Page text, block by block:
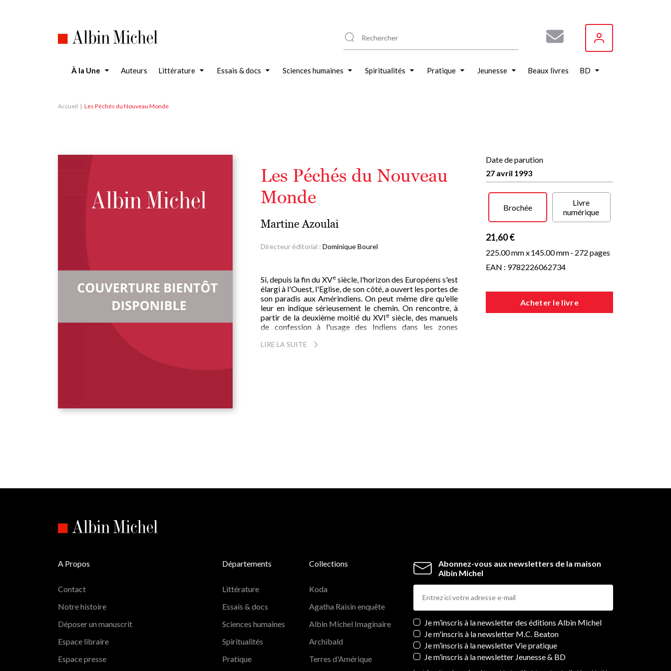
À la Une Auteurs Littérature Essais & docs Sciences humaines Spiritualités Pratique Jeunesse Beaux livres BD
Accueil Les Péchés du Nouveau Monde
Les Péchés du Nouveau
Monde
Martine Azoulai
Directeur éditorial : Dominique Bourel
Si, depuis la fin du XVesiècle, l'horizon des Européens s'est
élargi à l'Ouest, l'Eglise, de son côté, a ouvert les portes de
son paradis aux Amérindiens. On peut même dire qu'elle
leur en indique sérieusement le chemin. On rencontre, à
partir de la deuxième moitié du XVIe siècle, des manuels
de confession à l'usage des Indiens dans les zones
où s'organise la conquête spirituelle du Nouveau Monde,
temps entre ses recherches et ses collaborations à divers
LIRE LA SUITE
Date de parution
27 avril 1993
Brochée
Livre
numérique
21,60 €
225.00 mm x145.00 mm- 272 pages
EAN : 9782226062734
Acheter le livre
Abonnez-vous aux newsletters de la maison
Albin Michel
Newsletters
Je m’inscris à la newsletter des éditions Albin Michel
Je m'inscris à la newsletter M.C. Beaton
Je m’inscris à la newsletter Vie pratique
Je m’inscris à la newsletter Jeunesse & BD
A Propos
Contact
Notre histoire
Déposer un manuscrit
Espace libraire
Espace presse
Départements
Littérature
Essais & docs
Sciences humaines
Spiritualités
Pratique
Collections
Koda
Agatha Raisin enquête
Albin Michel Imaginaire
Archibald
Terres d'Amérique